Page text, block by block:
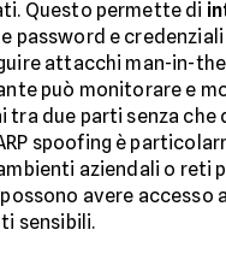
Questo permette di
password e
attacchi man-in-
può monitorare e
tra due parti senza che
spoofing è
aziendali o reti
avere accesso
sensibili.